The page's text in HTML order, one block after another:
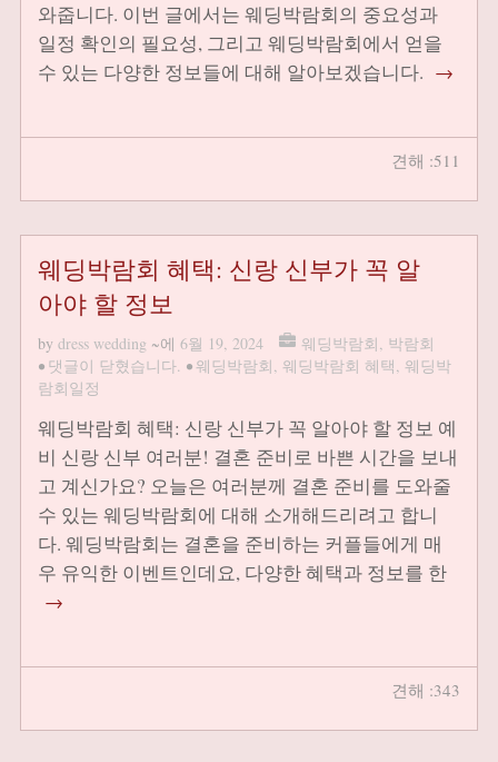
와줍니다. 이번 글에서는 웨딩박람회의 중요성과
일정 확인의 필요성, 그리고 웨딩박람회에서 얻을
수 있는 다양한 정보들에 대해 알아보겠습니다. →
견해 :511
웨딩박람회 혜택: 신랑 신부가 꼭 알
아야 할 정보
by dress wedding ~에 6월 19, 2024 웨딩박람회, 박람회
• 댓글이 닫혔습니다. •웨딩박람회, 웨딩박람회 혜택, 웨딩박
람회일정
웨딩박람회 혜택: 신랑 신부가 꼭 알아야 할 정보 예
비 신랑 신부 여러분! 결혼 준비로 바쁜 시간을 보내
고 계신가요? 오늘은 여러분께 결혼 준비를 도와줄
수 있는 웨딩박람회에 대해 소개해드리려고 합니
다. 웨딩박람회는 결혼을 준비하는 커플들에게 매
우 유익한 이벤트인데요, 다양한 혜택과 정보를 한
→
견해 :343